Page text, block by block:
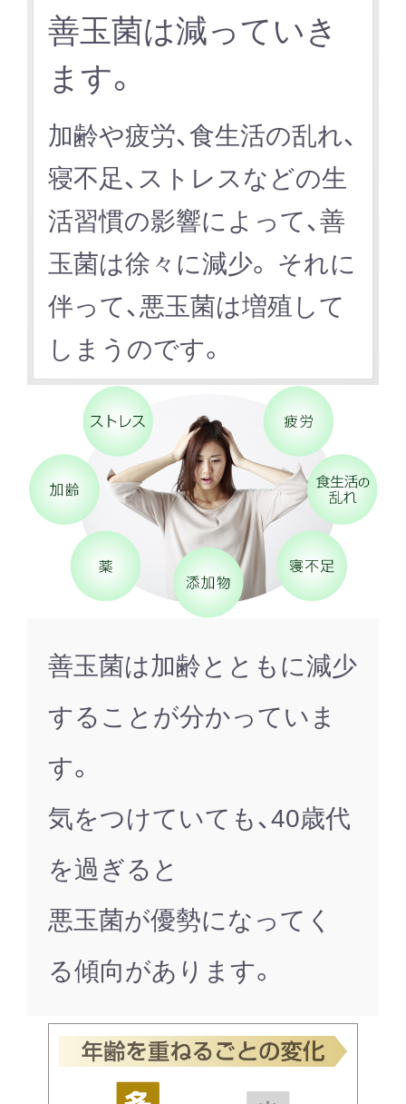
善玉菌は減っていき
ます。
加齢や疲労、食生活の乱れ、
寝不足、ストレスなどの生
活習慣の影響によって、善
玉菌は徐々に減少。 それに
伴って、悪玉菌は増殖して
しまうのです。
善玉菌は加齢とともに減少
することが分かっていま
す。
気をつけていても、40歳代
を過ぎると
悪玉菌が優勢になってく
る傾向があります。